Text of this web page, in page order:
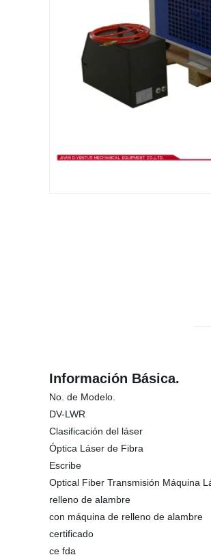
Información Básica.
No. de Modelo.
DV-LWR
Clasificación del láser
Óptica Láser de Fibra
Escribe
Optical Fiber Transmisión Máquina
relleno de alambre
con máquina de relleno de alambre
certificado
ce fda